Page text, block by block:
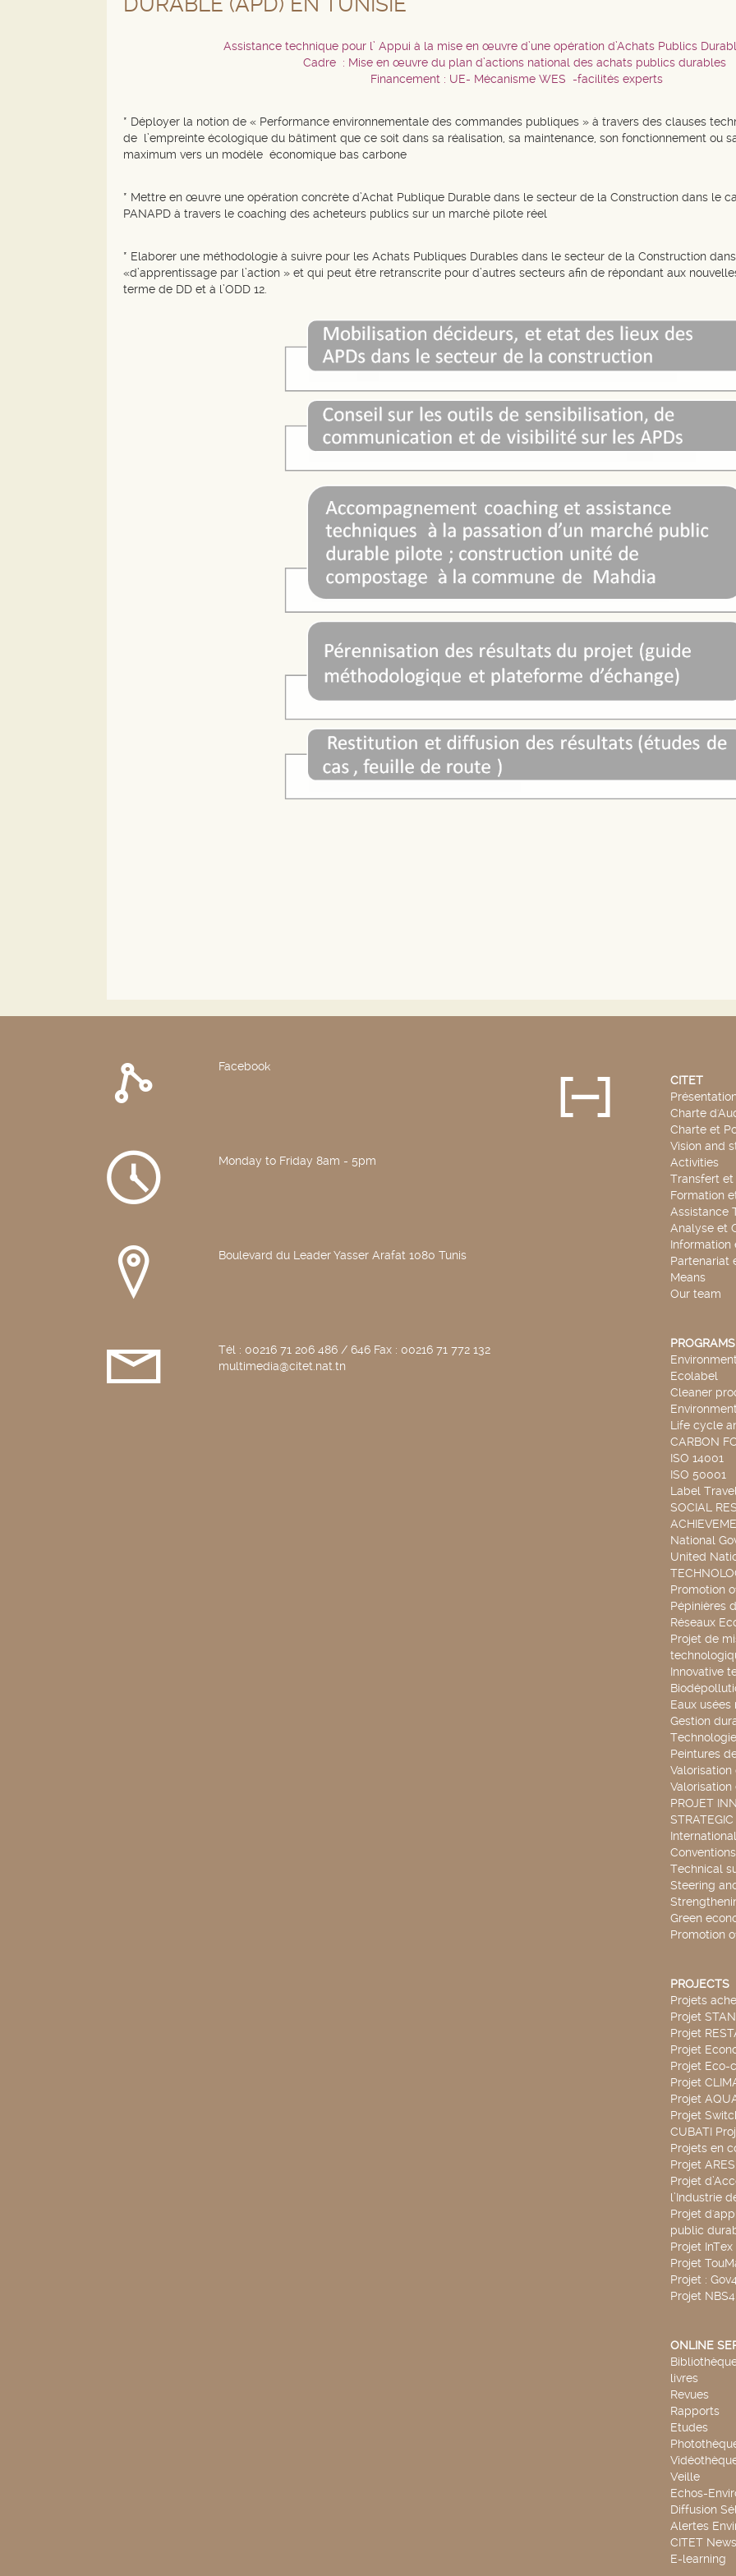
Assistance technique pour l’ Appui à la mise en œuvre d’une opération d’Achats Publics
Cadre : Mise en œuvre du plan d’actions national des achats publics durables
Financement : UE- Mécanisme WES -facilités experts
* Déployer la notion de « Performance environnementale des commandes publiques » à travers des clauses
de l’empreinte écologique du bâtiment que ce soit dans sa réalisation, sa maintenance, son fonctionnement ou
maximum vers un modèle économique bas carbone
* Mettre en œuvre une opération concrète d’Achat Publique Durable dans le secteur de la Construction dans le
PANAPD à travers le coaching des acheteurs publics sur un marché pilote réel
* Elaborer une méthodologie à suivre pour les Achats Publiques Durables dans le secteur de la Construction
«d’apprentissage par l’action » et qui peut être retranscrite pour d’autres secteurs afin de répondant aux
terme de DD et à l’ODD 12.
Facebook
Monday to Friday 8am - 5pm
Boulevard du Leader Yasser Arafat 1080 Tunis
Tél : 00216 71 206 486 / 646 Fax : 00216 71 772 132
multimedia@citet.nat.tn
CITET
Charte
Charte et
Vision and
Activities
Transfert et
Formation
Assistance
Analyse et
Information
Partenariat
Means
Our team
PROGRAMS
Ecolabel
Cleaner
Life cycle
CARBON
ISO 14001
ISO 50001
Label
SOCIAL
National
United
Promotion
Pépinières
Réseaux
Projet de
Innovative
Eaux usées
Gestion
Peintures
Valorisation
PROJET
Conventions
Technical
Steering
Green
Promotion
PROJECTS
Projets
Projet
Projet
Projet
Projet Eco-
Projet
Projet
Projet
CUBATI
Projets en
Projet
Projet
l’Industrie
Projet
public
Projet InTex
Projet
Projet :
Projet
ONLINE
livres
Revues
Rapports
Etudes
Veille
Echos-
Diffusion
Alertes
CITET News
E-learning